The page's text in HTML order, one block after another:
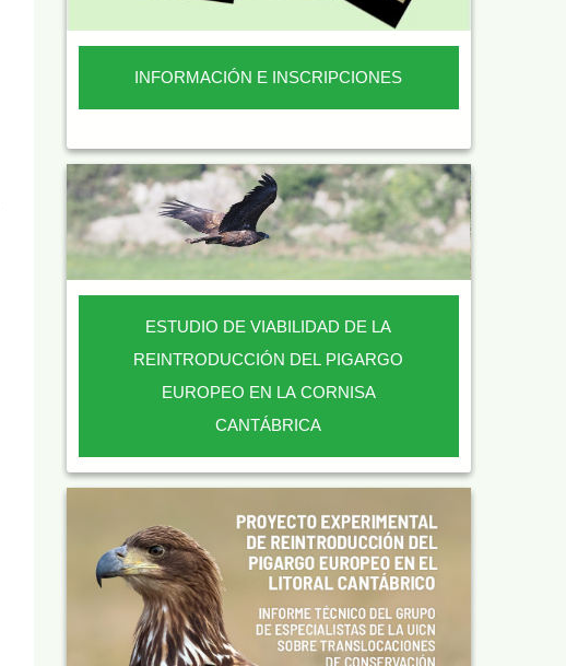
INFORMACIÓN E INSCRIPCIONES
ESTUDIO DE VIABILIDAD DE LA
REINTRODUCCIÓN DEL PIGARGO
EUROPEO EN LA CORNISA
CANTÁBRICA